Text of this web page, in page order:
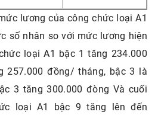
lương của công chức loại A1
số nhân so với mức lương hiện
loại A1 bậc 1 tăng 234.000
257.000 đồng/ tháng, bậc 3 là
3 tăng 300.000 đòng Và cuối
loại A1 bậc 9 tăng lên đến